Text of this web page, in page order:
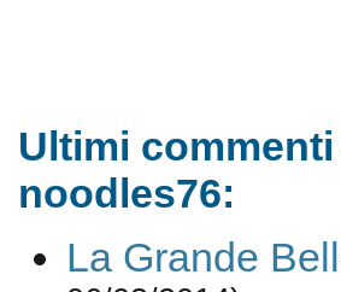
Ultimi
noodles76:
La Grande